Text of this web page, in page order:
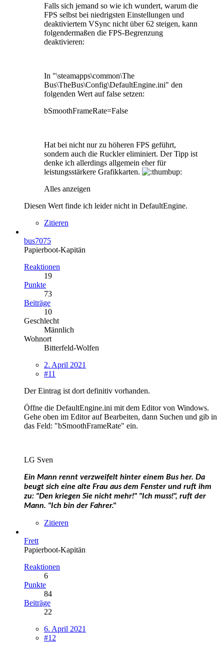
Falls sich jemand so wie ich wundert, warum die
FPS selbst bei niedrigsten Einstellungen und
deaktiviertem VSync nicht über 62 steigen, kann
folgendermaßen die FPS-Begrenzung
deaktivieren:
In "\steamapps\common\The
Bus\TheBus\Config\DefaultEngine.ini" den
folgenden Wert auf false setzen:
bSmoothFrameRate=False
Hat bei nicht nur zu höheren FPS geführt,
sondern auch die Ruckler eliminiert. Der Tipp ist
denke ich allerdings allgemein eher für
leistungsstärkere Grafikkarten.
Alles anzeigen
Diesen Wert finde ich leider nicht in DefaultEngine.
Zitieren
bus7075
Papierboot-Kapitän
Reaktionen
19
Punkte
73
Beiträge
10
Geschlecht
Männlich
Wohnort
Bitterfeld-Wolfen
2. April 2021
#11
Der Eintrag ist dort definitiv vorhanden.
Öffne die DefaultEngine.ini mit dem Editor von Windows.
Gehe oben im Editor auf Bearbeiten, dann Suchen und gib in
das Feld: "bSmoothFrameRate" ein.
LG Sven
Ein Mann rennt verzweifelt hinter einem Bus her. Da
beugt sich eine alte Frau aus dem Fenster und ruft ihm
zu: "Den kriegen Sie nicht mehr!" "Ich muss!", ruft der
Mann. "Ich bin der Fahrer."
Zitieren
Frett
Papierboot-Kapitän
Reaktionen
6
Punkte
84
Beiträge
22
6. April 2021
#12